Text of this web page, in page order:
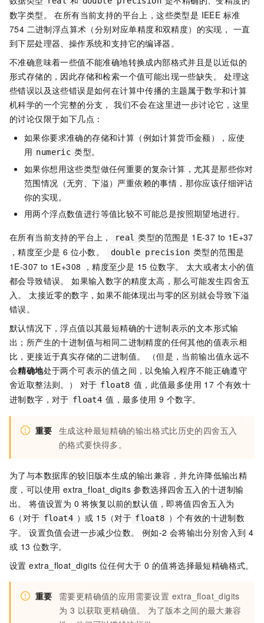
数字类型。 在所有当前支持的平台上，这些类型是 IEEE 标准
754 二进制浮点算术（分别对应单精度和双精度）的实现， 一直
到下层处理器、操作系统和支持它的编译器。
不准确意味着一些值不能准确地转换成内部格式并且是以近似的
形式存储的，因此存储和检索一个值可能出现一些缺失。 处理这
些错误以及这些错误是如何在计算中传播的主题属于数学和计算
机科学的一个完整的分支， 我们不会在这里进一步讨论它，这里
的讨论仅限于如下几点：
如果你要求准确的存储和计算（例如计算货币金额），应使
用 numeric 类型。
如果你想用这些类型做任何重要的复杂计算，尤其是那些你对
范围情况（无穷、下溢）严重依赖的事情，那你应该仔细评诂
你的实现。
用两个浮点数值进行等值比较不可能总是按照期望地进行。
在所有当前支持的平台上，
real 类型的范围是 1E-37 to 1E+37
，精度至少是 6 位小数。
double precision 类型的范围是
1E-307 to 1E+308 ，精度至少是 15 位数字。 太大或者太小的值
都会导致错误。 如果输入数字的精度太高，那么可能发生四舍五
入。 太接近零的数字，如果不能体现出与零的区别就会导致下溢
错误。
默认情况下，浮点值以其最短精确的十进制表示的文本形式输
出；所产生的十进制值与相同二进制精度的任何其他的值表示相
比，更接近于真实存储的二进制值。 （但是，当前输出值永远不
会精确地处于两个可表示的值之间，以免输入程序不能正确遵守
舍近取整法则。） 对于 float8 值，此值最多使用 17 个有效十
进制数字，对于 float4 值，最多使用 9 个数字。
重要 生成这种最短精确的输出格式比历史的四舍五入
的格式要快得多。
为了与本数据库的较旧版本生成的输出兼容，并允许降低输出精
度，可以使用 extra_float_digits 参数选择四舍五入的十进制输
出。 将值设置为 0 将恢复以前的默认值，即将值四舍五入为
6（对于 float4 ）或 15（对于 float8 ）个有效的十进制数
字。 设置负值会进一步减少位数。 例如-2 会将输出分别舍入到 4
或 13 位数字。
设置 extra_float_digits 位任何大于 0 的值将选择最短精确格式。
重要
需要更精确值的应用需要设置 extra_float_digits
为 3 以获取更精确值。 为了版本之间的最大兼容